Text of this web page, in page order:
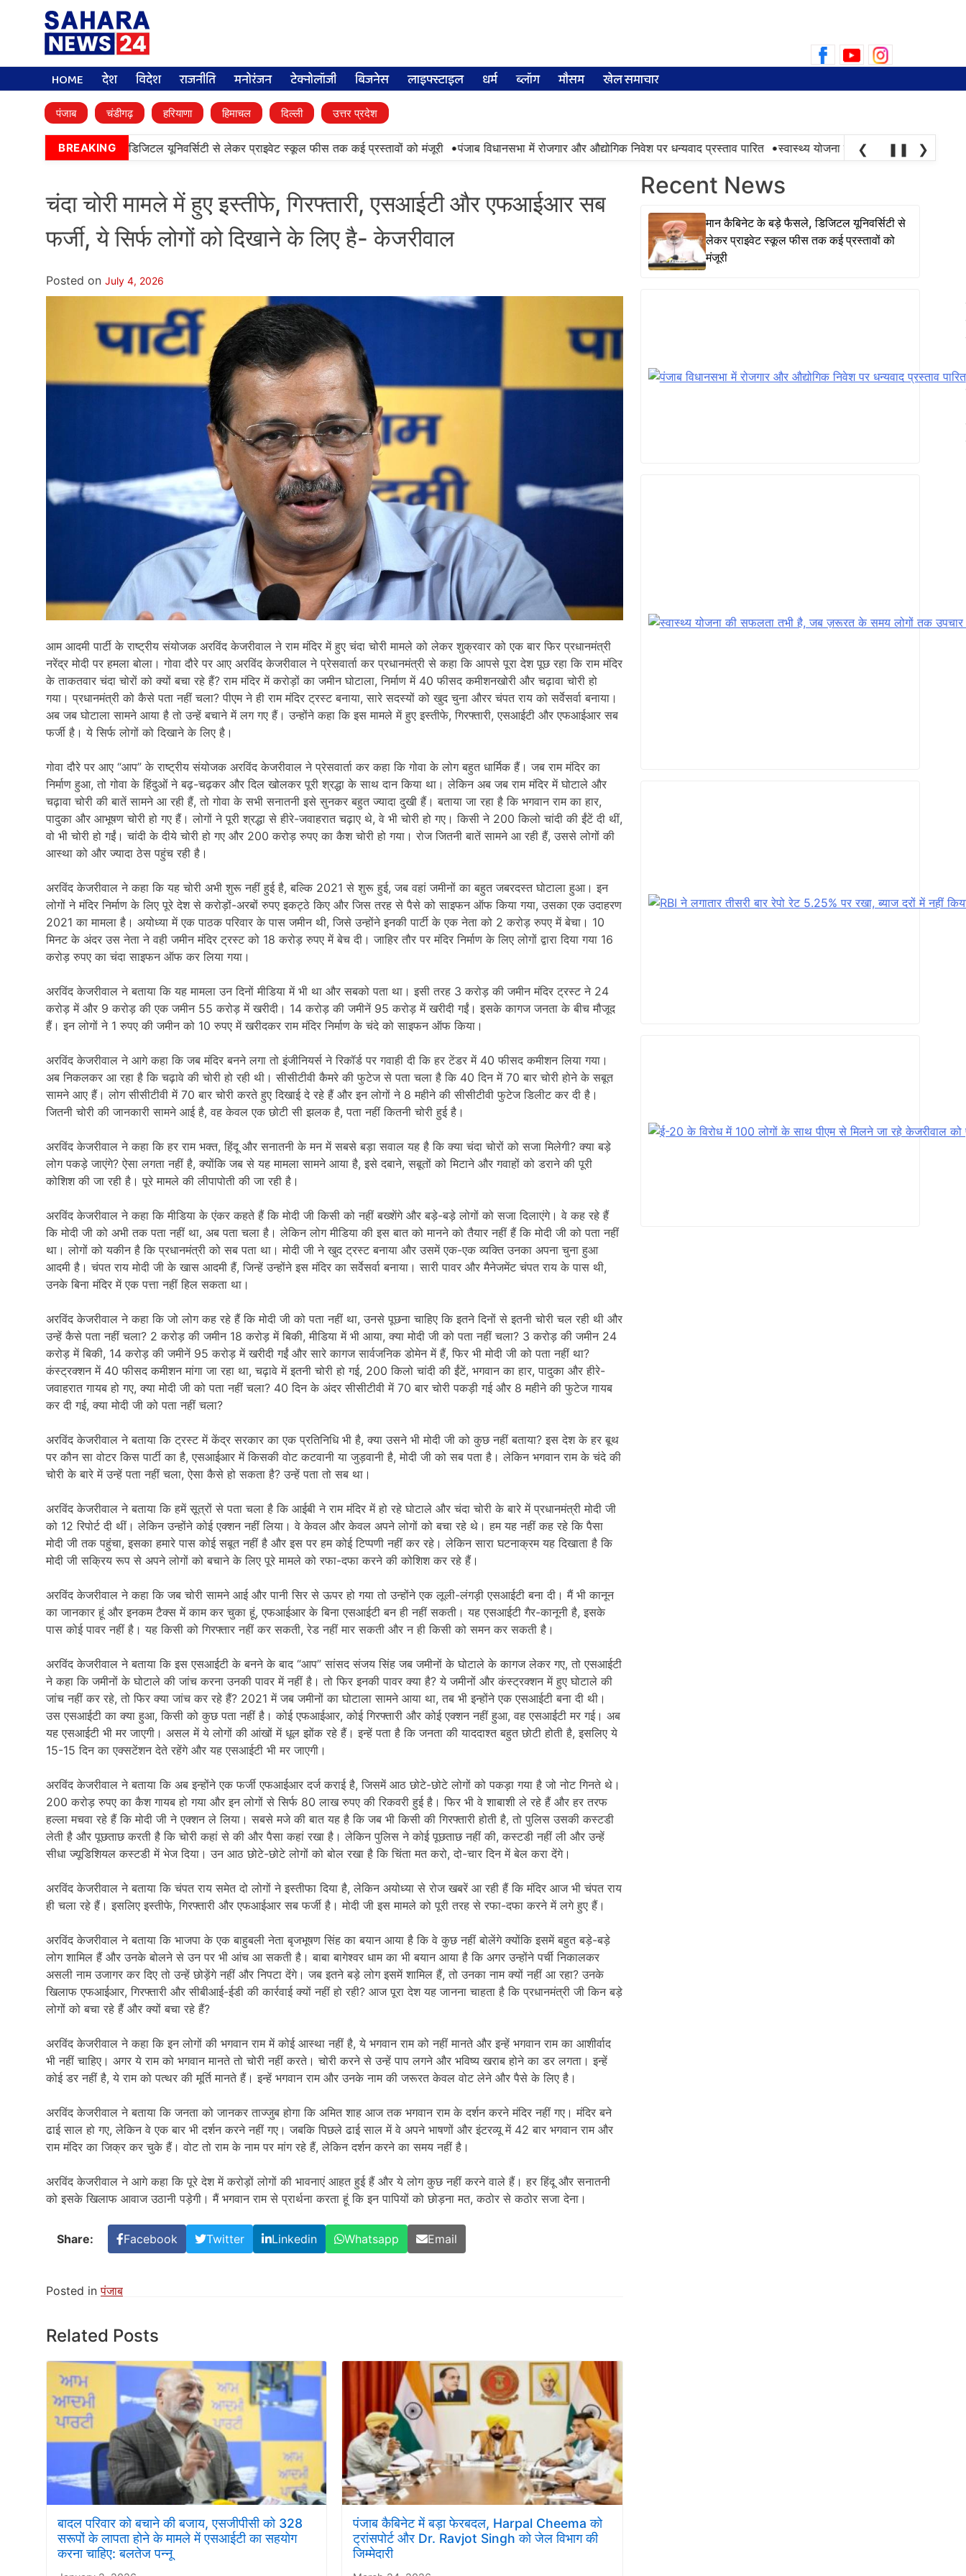
for:
HOME देश विदेश राजनीति मनोरंजन टेक्नोलॉजी बिजनेस लाइफ्स्टाइल धर्म ब्लॉग मौसम खेल समाचार
पंजाब चंडीगढ़ हरियाणा हिमाचल दिल्ली उत्तर प्रदेश
BREAKING
कैबिनेट के बड़े फैसले, डिजिटल यूनिवर्सिटी से लेकर प्राइवेट स्कूल फीस तक कई प्रस्तावों को मंजूरी •पंजाब विधानसभा में रोजगार और औद्योगिक निवेश पर धन्यवाद प्रस्ताव पारित •स्वास्थ्य योजना की सफलता तभी है, जब ज़रूरत के
❮ ❚❚ ❯
चंदा चोरी मामले में हुए इस्तीफे, गिरफ्तारी, एसआईटी और एफआईआर सब
फर्जी, ये सिर्फ लोगों को दिखाने के लिए है- केजरीवाल
Posted on July 4, 2026
आम आदमी पार्टी के राष्ट्रीय संयोजक अरविंद केजरीवाल ने राम मंदिर में हुए चंदा चोरी मामले को लेकर शुक्रवार को एक बार फिर प्रधानमंत्री
नरेंद्र मोदी पर हमला बोला। गोवा दौरे पर आए अरविंद केजरीवाल ने प्रेसवार्ता कर प्रधानमंत्री से कहा कि आपसे पूरा देश पूछ रहा कि राम मंदिर
के ताकतवार चंदा चोरों को क्यों बचा रहे हैं? राम मंदिर में करोड़ों का जमीन घोटाला, निर्माण में 40 फीसद कमीशनखोरी और चढ़ावा चोरी हो
गया। प्रधानमंत्री को कैसे पता नहीं चला? पीएम ने ही राम मंदिर ट्रस्ट बनाया, सारे सदस्यों को खुद चुना औरर चंपत राय को सर्वेसर्वा बनाया।
अब जब घोटाला सामने आया है तो उन्हें बचाने में लग गए हैं। उन्होंने कहा कि इस मामले में हुए इस्तीफे, गिरफ्तारी, एसआईटी और एफआईआर सब
फर्जी है। ये सिर्फ लोगों को दिखाने के लिए है।
गोवा दौरे पर आए “आप” के राष्ट्रीय संयोजक अरविंद केजरीवाल ने प्रेसवार्ता कर कहा कि गोवा के लोग बहुत धार्मिक हैं। जब राम मंदिर का
निर्माण हुआ, तो गोवा के हिंदुओं ने बढ़-चढ़कर और दिल खोलकर पूरी श्रद्धा के साथ दान किया था। लेकिन अब जब राम मंदिर में घोटाले और
चढ़ावा चोरी की बातें सामने आ रही हैं, तो गोवा के सभी सनातनी इसे सुनकर बहुत ज्यादा दुखी हैं। बताया जा रहा है कि भगवान राम का हार,
पादुका और आभूषण चोरी हो गए हैं। लोगों ने पूरी श्रद्धा से हीरे-जवाहरात चढ़ाए थे, वे भी चोरी हो गए। किसी ने 200 किलो चांदी की ईंटें दी थीं,
वो भी चोरी हो गईं। चांदी के दीये चोरी हो गए और 200 करोड़ रुपए का कैश चोरी हो गया। रोज जितनी बातें सामने आ रही हैं, उससे लोगों की
आस्था को और ज्यादा ठेस पहुंच रही है।
अरविंद केजरीवाल ने कहा कि यह चोरी अभी शुरू नहीं हुई है, बल्कि 2021 से शुरू हुई, जब वहां जमीनों का बहुत जबरदस्त घोटाला हुआ। इन
लोगों ने मंदिर निर्माण के लिए पूरे देश से करोड़ों-अरबों रुपए इकट्ठे किए और जिस तरह से पैसे को साइफन ऑफ किया गया, उसका एक उदाहरण
2021 का मामला है। अयोध्या में एक पाठक परिवार के पास जमीन थी, जिसे उन्होंने इनकी पार्टी के एक नेता को 2 करोड़ रुपए में बेचा। 10
मिनट के अंदर उस नेता ने वही जमीन मंदिर ट्रस्ट को 18 करोड़ रुपए में बेच दी। जाहिर तौर पर मंदिर निर्माण के लिए लोगों द्वारा दिया गया 16
करोड़ रुपए का चंदा साइफन ऑफ कर लिया गया।
अरविंद केजरीवाल ने बताया कि यह मामला उन दिनों मीडिया में भी था और सबको पता था। इसी तरह 3 करोड़ की जमीन मंदिर ट्रस्ट ने 24
करोड़ में और 9 करोड़ की एक जमीन 55 करोड़ में खरीदी। 14 करोड़ की जमीनें 95 करोड़ में खरीदी गईं। इसके कागज जनता के बीच मौजूद
हैं। इन लोगों ने 1 रुपए की जमीन को 10 रुपए में खरीदकर राम मंदिर निर्माण के चंदे को साइफन ऑफ किया।
अरविंद केजरीवाल ने आगे कहा कि जब मंदिर बनने लगा तो इंजीनियर्स ने रिकॉर्ड पर गवाही दी कि हर टेंडर में 40 फीसद कमीशन लिया गया।
अब निकलकर आ रहा है कि चढ़ावे की चोरी हो रही थी। सीसीटीवी कैमरे की फुटेज से पता चला है कि 40 दिन में 70 बार चोरी होने के सबूत
सामने आए हैं। लोग सीसीटीवी में 70 बार चोरी करते हुए दिखाई दे रहे हैं और इन लोगों ने 8 महीने की सीसीटीवी फुटेज डिलीट कर दी है।
जितनी चोरी की जानकारी सामने आई है, वह केवल एक छोटी सी झलक है, पता नहीं कितनी चोरी हुई है।
अरविंद केजरीवाल ने कहा कि हर राम भक्त, हिंदू और सनातनी के मन में सबसे बड़ा सवाल यह है कि क्या चंदा चोरों को सजा मिलेगी? क्या बड़े
लोग पकड़े जाएंगे? ऐसा लगता नहीं है, क्योंकि जब से यह मामला सामने आया है, इसे दबाने, सबूतों को मिटाने और गवाहों को डराने की पूरी
कोशिश की जा रही है। पूरे मामले की लीपापोती की जा रही है।
अरविंद केजरीवाल ने कहा कि मीडिया के एंकर कहते हैं कि मोदी जी किसी को नहीं बख्शेंगे और बड़े-बड़े लोगों को सजा दिलाएंगे। वे कह रहे हैं
कि मोदी जी को अभी तक पता नहीं था, अब पता चला है। लेकिन लोग मीडिया की इस बात को मानने को तैयार नहीं हैं कि मोदी जी को पता नहीं
था। लोगों को यकीन है कि प्रधानमंत्री को सब पता था। मोदी जी ने खुद ट्रस्ट बनाया और उसमें एक-एक व्यक्ति उनका अपना चुना हुआ
आदमी है। चंपत राय मोदी जी के खास आदमी हैं, जिन्हें उन्होंने इस मंदिर का सर्वेसर्वा बनाया। सारी पावर और मैनेजमेंट चंपत राय के पास थी,
उनके बिना मंदिर में एक पत्ता नहीं हिल सकता था।
अरविंद केजरीवाल ने कहा कि जो लोग कह रहे हैं कि मोदी जी को पता नहीं था, उनसे पूछना चाहिए कि इतने दिनों से इतनी चोरी चल रही थी और
उन्हें कैसे पता नहीं चला? 2 करोड़ की जमीन 18 करोड़ में बिकी, मीडिया में भी आया, क्या मोदी जी को पता नहीं चला? 3 करोड़ की जमीन 24
करोड़ में बिकी, 14 करोड़ की जमीनें 95 करोड़ में खरीदी गईं और सारे कागज सार्वजनिक डोमेन में हैं, फिर भी मोदी जी को पता नहीं था?
कंस्ट्रक्शन में 40 फीसद कमीशन मांगा जा रहा था, चढ़ावे में इतनी चोरी हो गई, 200 किलो चांदी की ईंटें, भगवान का हार, पादुका और हीरे-
जवाहरात गायब हो गए, क्या मोदी जी को पता नहीं चला? 40 दिन के अंदर सीसीटीवी में 70 बार चोरी पकड़ी गई और 8 महीने की फुटेज गायब
कर दी गई, क्या मोदी जी को पता नहीं चला?
अरविंद केजरीवाल ने बताया कि ट्रस्ट में केंद्र सरकार का एक प्रतिनिधि भी है, क्या उसने भी मोदी जी को कुछ नहीं बताया? इस देश के हर बूथ
पर कौन सा वोटर किस पार्टी का है, एसआईआर में किसकी वोट कटवानी या जुड़वानी है, मोदी जी को सब पता है। लेकिन भगवान राम के चंदे की
चोरी के बारे में उन्हें पता नहीं चला, ऐसा कैसे हो सकता है? उन्हें पता तो सब था।
अरविंद केजरीवाल ने बताया कि हमें सूत्रों से पता चला है कि आईबी ने राम मंदिर में हो रहे घोटाले और चंदा चोरी के बारे में प्रधानमंत्री मोदी जी
को 12 रिपोर्ट दी थीं। लेकिन उन्होंने कोई एक्शन नहीं लिया। वे केवल और केवल अपने लोगों को बचा रहे थे। हम यह नहीं कह रहे कि पैसा
मोदी जी तक पहुंचा, इसका हमारे पास कोई सबूत नहीं है और इस पर हम कोई टिप्पणी नहीं कर रहे। लेकिन सारा घटनाक्रम यह दिखाता है कि
मोदी जी सक्रिय रूप से अपने लोगों को बचाने के लिए पूरे मामले को रफा-दफा करने की कोशिश कर रहे हैं।
अरविंद केजरीवाल ने कहा कि जब चोरी सामने आई और पानी सिर से ऊपर हो गया तो उन्होंने एक लूली-लंगड़ी एसआईटी बना दी। मैं भी कानून
का जानकार हूं और इनकम टैक्स में काम कर चुका हूं, एफआईआर के बिना एसआईटी बन ही नहीं सकती। यह एसआईटी गैर-कानूनी है, इसके
पास कोई पावर नहीं है। यह किसी को गिरफ्तार नहीं कर सकती, रेड नहीं मार सकती और न ही किसी को समन कर सकती है।
अरविंद केजरीवाल ने बताया कि इस एसआईटी के बनने के बाद “आप” सांसद संजय सिंह जब जमीनों के घोटाले के कागज लेकर गए, तो एसआईटी
ने कहा कि जमीनों के घोटाले की जांच करना उनकी पावर में नहीं है। तो फिर इनकी पावर क्या है? ये जमीनों और कंस्ट्रक्शन में हुए घोटाले की
जांच नहीं कर रहे, तो फिर क्या जांच कर रहे हैं? 2021 में जब जमीनों का घोटाला सामने आया था, तब भी इन्होंने एक एसआईटी बना दी थी।
उस एसआईटी का क्या हुआ, किसी को कुछ पता नहीं है। कोई एफआईआर, कोई गिरफ्तारी और कोई एक्शन नहीं हुआ, वह एसआईटी मर गई। अब
यह एसआईटी भी मर जाएगी। असल में ये लोगों की आंखों में धूल झोंक रहे हैं। इन्हें पता है कि जनता की याददाश्त बहुत छोटी होती है, इसलिए ये
15-15 दिन का एक्सटेंशन देते रहेंगे और यह एसआईटी भी मर जाएगी।
अरविंद केजरीवाल ने बताया कि अब इन्होंने एक फर्जी एफआईआर दर्ज कराई है, जिसमें आठ छोटे-छोटे लोगों को पकड़ा गया है जो नोट गिनते थे।
200 करोड़ रुपए का कैश गायब हो गया और इन लोगों से सिर्फ 80 लाख रुपए की रिकवरी हुई है। फिर भी वे शाबाशी ले रहे हैं और हर तरफ
हल्ला मचवा रहे हैं कि मोदी जी ने एक्शन ले लिया। सबसे मजे की बात यह है कि जब भी किसी की गिरफ्तारी होती है, तो पुलिस उसकी कस्टडी
लेती है और पूछताछ करती है कि चोरी कहां से की और पैसा कहां रखा है। लेकिन पुलिस ने कोई पूछताछ नहीं की, कस्टडी नहीं ली और उन्हें
सीधा ज्यूडिशियल कस्टडी में भेज दिया। उन आठ छोटे-छोटे लोगों को बोल रखा है कि चिंता मत करो, दो-चार दिन में बेल करा देंगे।
अरविंद केजरीवाल ने बताया कि चंपत राय समेत दो लोगों ने इस्तीफा दिया है, लेकिन अयोध्या से रोज खबरें आ रही हैं कि मंदिर आज भी चंपत राय
ही चला रहे हैं। इसलिए इस्तीफे, गिरफ्तारी और एफआईआर सब फर्जी है। मोदी जी इस मामले को पूरी तरह से रफा-दफा करने में लगे हुए हैं।
अरविंद केजरीवाल ने बताया कि भाजपा के एक बाहुबली नेता बृजभूषण सिंह का बयान आया है कि वे कुछ नहीं बोलेंगे क्योंकि इसमें बहुत बड़े-बड़े
लोग शामिल हैं और उनके बोलने से उन पर भी आंच आ सकती है। बाबा बागेश्वर धाम का भी बयान आया है कि अगर उन्होंने पर्ची निकालकर
असली नाम उजागर कर दिए तो उन्हें छोड़ेंगे नहीं और निपटा देंगे। जब इतने बड़े लोग इसमें शामिल हैं, तो उनका नाम क्यों नहीं आ रहा? उनके
खिलाफ एफआईआर, गिरफ्तारी और सीबीआई-ईडी की कार्रवाई क्यों नहीं हो रही? आज पूरा देश यह जानना चाहता है कि प्रधानमंत्री जी किन बड़े
लोगों को बचा रहे हैं और क्यों बचा रहे हैं?
अरविंद केजरीवाल ने कहा कि इन लोगों की भगवान राम में कोई आस्था नहीं है, ये भगवान राम को नहीं मानते और इन्हें भगवान राम का आशीर्वाद
भी नहीं चाहिए। अगर ये राम को भगवान मानते तो चोरी नहीं करते। चोरी करने से उन्हें पाप लगने और भविष्य खराब होने का डर लगता। इन्हें
कोई डर नहीं है, ये राम को पत्थर की मूर्ति मानते हैं। इन्हें भगवान राम और उनके नाम की जरूरत केवल वोट लेने और पैसे के लिए है।
अरविंद केजरीवाल ने बताया कि जनता को जानकर ताज्जुब होगा कि अमित शाह आज तक भगवान राम के दर्शन करने मंदिर नहीं गए। मंदिर बने
ढाई साल हो गए, लेकिन वे एक बार भी दर्शन करने नहीं गए। जबकि पिछले ढाई साल में वे अपने भाषणों और इंटरव्यू में 42 बार भगवान राम और
राम मंदिर का जिक्र कर चुके हैं। वोट तो राम के नाम पर मांग रहे हैं, लेकिन दर्शन करने का समय नहीं है।
अरविंद केजरीवाल ने आगे कहा कि पूरे देश में करोड़ों लोगों की भावनाएं आहत हुई हैं और ये लोग कुछ नहीं करने वाले हैं। हर हिंदू और सनातनी
को इसके खिलाफ आवाज उठानी पड़ेगी। मैं भगवान राम से प्रार्थना करता हूं कि इन पापियों को छोड़ना मत, कठोर से कठोर सजा देना।
Share: Facebook Twitter Linkedin Whatsapp Email
Posted inपंजाब
Related Posts
बादल परिवार को बचाने की बजाय, एसजीपीसी को 328
सरूपों के लापता होने के मामले में एसआईटी का सहयोग
करना चाहिए: बलतेज पन्नू
पंजाब कैबिनेट में बड़ा फेरबदल, Harpal Cheema को
ट्रांसपोर्ट और Dr. Ravjot Singh को जेल विभाग की
जिम्मेदारी
Recent News
मान कैबिनेट के बड़े फैसले, डिजिटल यूनिवर्सिटी से
लेकर प्राइवेट स्कूल फीस तक कई प्रस्तावों को
मंजूरी